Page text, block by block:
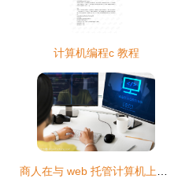
计算机编程c 教程